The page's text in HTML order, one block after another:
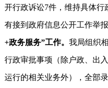
开行政诉讼7件，维持具体
有接到政府信息公开工作举报
+政务服务”工作。 我局组织
行政审批事项（除户政、出
运行的相关业务外），全部